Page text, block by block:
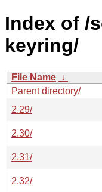
Index of /
keyring/
File Name ↓
Parent directory/
2.29/
2.30/
2.31/
2.32/